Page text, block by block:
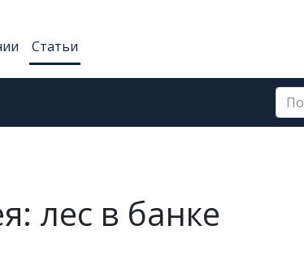
Статьи
лес в банке